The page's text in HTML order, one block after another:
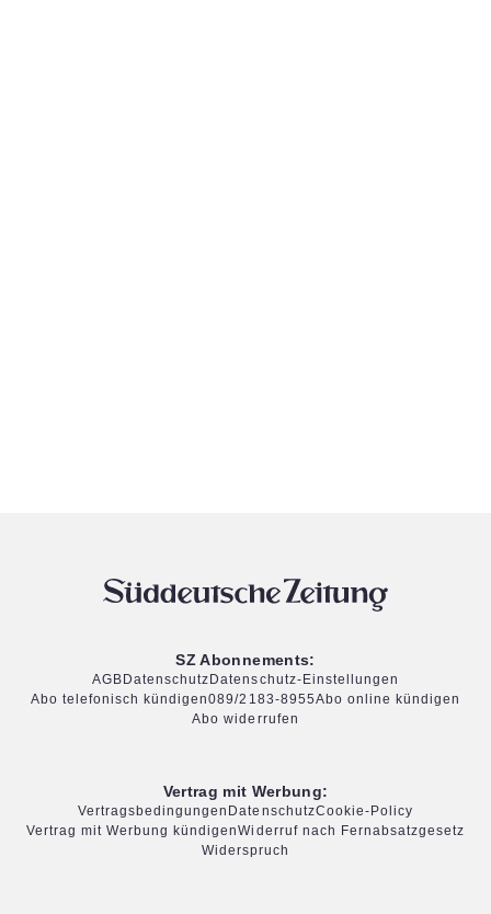
SZ Abonnements:
AGB Datenschutz Datenschutz-Einstellungen
Abo telefonisch kündigen089/2183-8955Abo online kündigen
Abo widerrufen
Vertrag mit Werbung:
Vertragsbedingungen DatenschutzCookie-Policy
Vertrag mit Werbung kündigenWiderruf nach Fernabsatzgesetz
Widerspruch